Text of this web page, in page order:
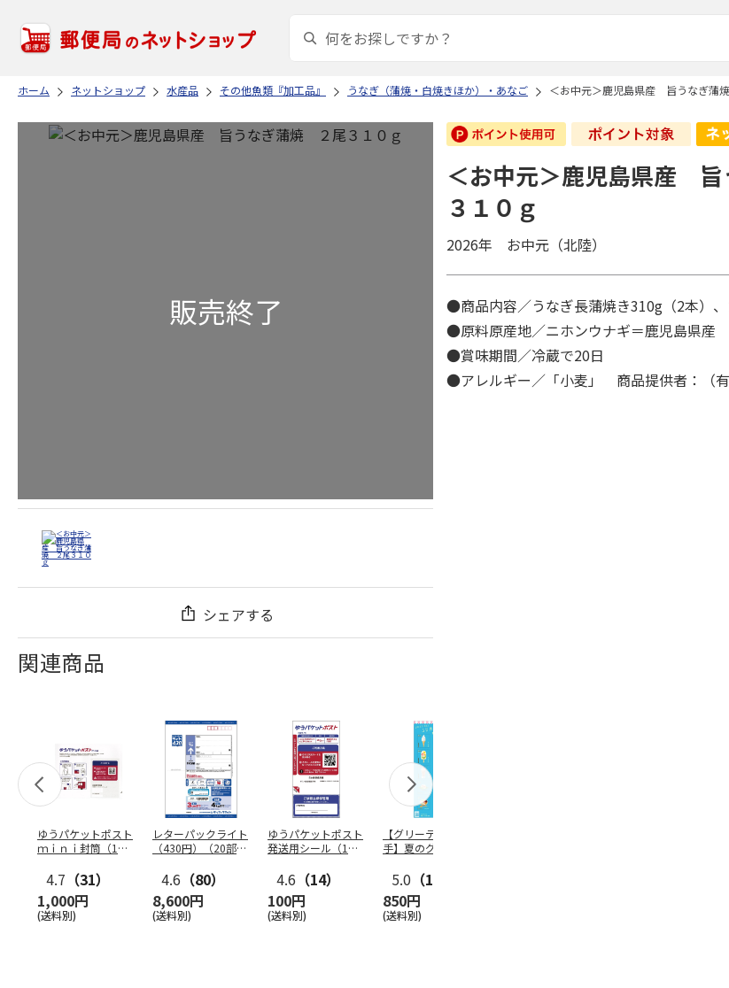
ホーム ネットショップ 水産品 その他魚類『加工品』 うなぎ（蒲焼・白焼きほか）・あなご ＜お中元＞鹿児島県産 旨うなぎ蒲
シェアする
関連商品
ゆうパケットポスト
ｍｉｎｉ封筒（1個
4.7 （31）
1,000円
(送料別)
レターパックライト
（430円）（20部セ
4.6 （80）
8,600円
(送料別)
ゆうパケットポスト
発送用シール（1個
4.6 （14）
100円
(送料別)
【グリーティング切
手】夏のグリーティ
5.0 （10）
850円
(送料別)
＜お中元＞鹿児島県産
３１０ｇ
2026年 お中元（北陸）
●商品内容／うなぎ長蒲焼き310g（2本）
●原料原産地／ニホンウナギ＝鹿児島県産
●賞味期間／冷蔵で20日
●アレルギー／「小麦」 商品提供者：（